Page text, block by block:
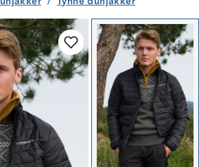
er lagt i handlekurven Til kassen